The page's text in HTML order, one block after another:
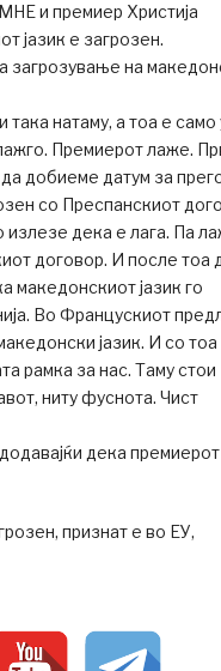
и премиер Христија
јазик е загрозен.
загрозување на
така натаму, а тоа е
Премиерот лаже.
добиеме датум за
со Преспанскиот
излезе дека е лага. Па
договор. И после тоа
македонскиот јазик го
Во Францускиот
јазик. И со тоа
рамка за нас. Таму стои
ниту фуснота. Чист
дека
признат е во ЕУ,